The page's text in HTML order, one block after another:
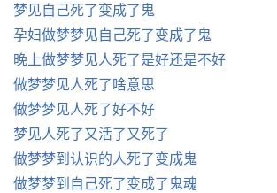
梦见自己死了变成了鬼
孕妇做梦梦见自己死了变成了鬼
晚上做梦梦见人死了是好还是不好
做梦梦见人死了啥意思
做梦梦见人死了好不好
梦见人死了又活了又死了
做梦梦到认识的人死了变成鬼
做梦梦到自己死了变成了鬼魂